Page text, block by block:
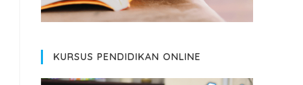
KURSUS PENDIDIKAN ONLINE